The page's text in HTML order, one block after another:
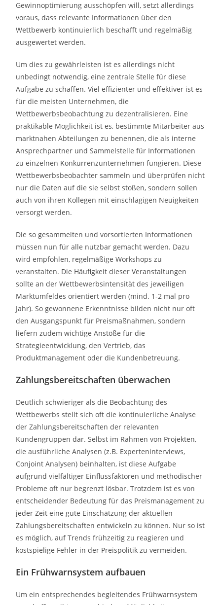
Gewinnoptimierung ausschöpfen will, setzt allerdings
voraus, dass relevante Informationen über den
Wettbewerb kontinuierlich beschafft und regelmäßig
ausgewertet werden.
Um dies zu gewährleisten ist es allerdings nicht
unbedingt notwendig, eine zentrale Stelle für diese
Aufgabe zu schaffen. Viel effizienter und effektiver ist es
für die meisten Unternehmen, die
Wettbewerbsbeobachtung zu dezentralisieren. Eine
praktikable Möglichkeit ist es, bestimmte Mitarbeiter aus
marktnahen Abteilungen zu benennen, die als interne
Ansprechpartner und Sammelstelle für Informationen
zu einzelnen Konkurrenzunternehmen fungieren. Diese
Wettbewerbsbeobachter sammeln und überprüfen nicht
nur die Daten auf die sie selbst stoßen, sondern sollen
auch von ihren Kollegen mit einschlägigen Neuigkeiten
versorgt werden.
Die so gesammelten und vorsortierten Informationen
müssen nun für alle nutzbar gemacht werden. Dazu
wird empfohlen, regelmäßige Workshops zu
veranstalten. Die Häufigkeit dieser Veranstaltungen
sollte an der Wettbewerbsintensität des jeweiligen
Marktumfeldes orientiert werden (mind. 1-2 mal pro
Jahr). So gewonnene Erkenntnisse bilden nicht nur oft
den Ausgangspunkt für Preismaßnahmen, sondern
liefern zudem wichtige Anstöße für die
Strategieentwicklung, den Vertrieb, das
Produktmanagement oder die Kundenbetreuung.
Zahlungsbereitschaften überwachen
Deutlich schwieriger als die Beobachtung des
Wettbewerbs stellt sich oft die kontinuierliche Analyse
der Zahlungsbereitschaften der relevanten
Kundengruppen dar. Selbst im Rahmen von Projekten,
die ausführliche Analysen (z.B. Experteninterviews,
Conjoint Analysen) beinhalten, ist diese Aufgabe
aufgrund vielfältiger Einflussfaktoren und methodischer
Probleme oft nur begrenzt lösbar. Trotzdem ist es von
entscheidender Bedeutung für das Preismanagement zu
jeder Zeit eine gute Einschätzung der aktuellen
Zahlungsbereitschaften entwickeln zu können. Nur so ist
es möglich, auf Trends frühzeitig zu reagieren und
kostspielige Fehler in der Preispolitik zu vermeiden.
Ein Frühwarnsystem aufbauen
Um ein entsprechendes begleitendes Frühwarnsystem